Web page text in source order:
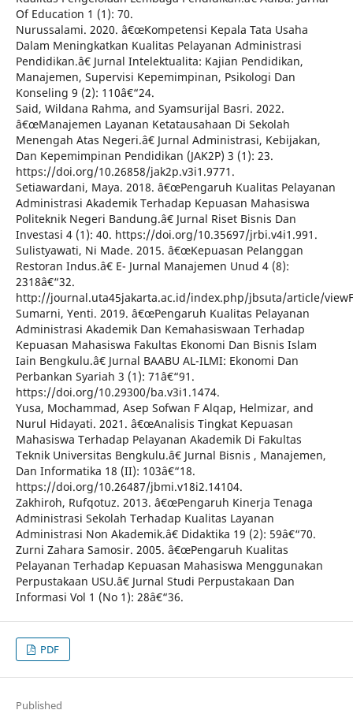
Of Education 1 (1): 70.
Nurussalami. 2020. â€œKompetensi Kepala Tata Usaha
Dalam Meningkatkan Kualitas Pelayanan Administrasi
Pendidikan.â€ Jurnal Intelektualita: Kajian Pendidikan,
Manajemen, Supervisi Kepemimpinan, Psikologi Dan
Konseling 9 (2): 110â€“24.
Said, Wildana Rahma, and Syamsurijal Basri. 2022.
â€œManajemen Layanan Ketatausahaan Di Sekolah
Menengah Atas Negeri.â€ Jurnal Administrasi, Kebijakan,
Dan Kepemimpinan Pendidikan (JAK2P) 3 (1): 23.
https://doi.org/10.26858/jak2p.v3i1.9771.
Setiawardani, Maya. 2018. â€œPengaruh Kualitas Pelayanan
Administrasi Akademik Terhadap Kepuasan Mahasiswa
Politeknik Negeri Bandung.â€ Jurnal Riset Bisnis Dan
Investasi 4 (1): 40. https://doi.org/10.35697/jrbi.v4i1.991.
Sulistyawati, Ni Made. 2015. â€œKepuasan Pelanggan
Restoran Indus.â€ E- Jurnal Manajemen Unud 4 (8):
2318â€“32.
http://journal.uta45jakarta.ac.id/index.php/jbsuta/article/
Sumarni, Yenti. 2019. â€œPengaruh Kualitas Pelayanan
Administrasi Akademik Dan Kemahasiswaan Terhadap
Kepuasan Mahasiswa Fakultas Ekonomi Dan Bisnis Islam
Iain Bengkulu.â€ Jurnal BAABU AL-ILMI: Ekonomi Dan
Perbankan Syariah 3 (1): 71â€“91.
https://doi.org/10.29300/ba.v3i1.1474.
Yusa, Mochammad, Asep Sofwan F Alqap, Helmizar, and
Nurul Hidayati. 2021. â€œAnalisis Tingkat Kepuasan
Mahasiswa Terhadap Pelayanan Akademik Di Fakultas
Teknik Universitas Bengkulu.â€ Jurnal Bisnis , Manajemen,
Dan Informatika 18 (II): 103â€“18.
https://doi.org/10.26487/jbmi.v18i2.14104.
Zakhiroh, Rufqotuz. 2013. â€œPengaruh Kinerja Tenaga
Administrasi Sekolah Terhadap Kualitas Layanan
Administrasi Non Akademik.â€ Didaktika 19 (2): 59â€“70.
Zurni Zahara Samosir. 2005. â€œPengaruh Kualitas
Pelayanan Terhadap Kepuasan Mahasiswa Menggunakan
Perpustakaan USU.â€ Jurnal Studi Perpustakaan Dan
Informasi Vol 1 (No 1): 28â€“36.
PDF
Published